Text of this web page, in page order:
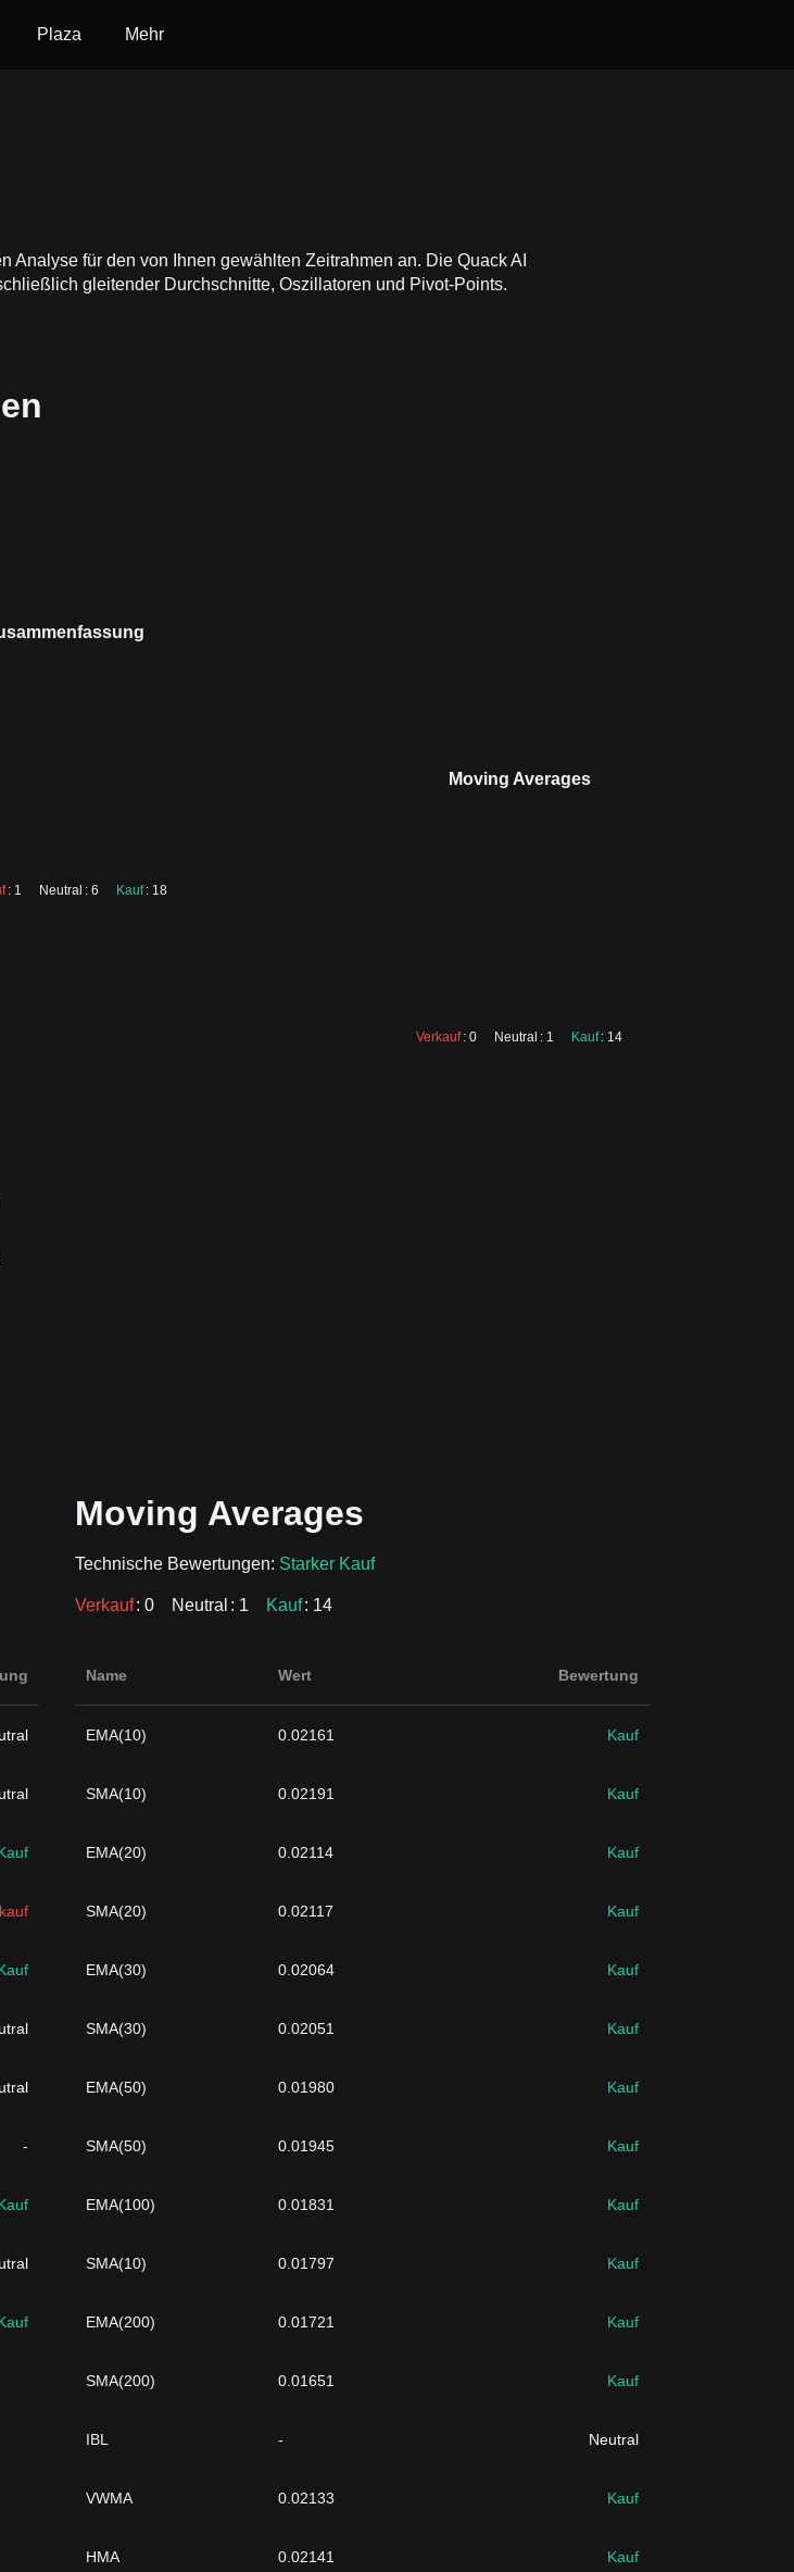
Plaza Mehr
für den von Ihnen gewählten Zeitrahmen an. Die Quack AI
gleitender Durchschnitte, Oszillatoren und Pivot-Points.
: 1 Neutral : 6 Kauf : 18
Moving Averages
Verkauf : 0 Neutral : 1 Kauf : 14
-
Moving Averages
Technische Bewertungen: Starker Kauf
Verkauf: 0 Neutral : 1 Kauf: 14
Name Wert Bewertung
EMA(10) 0.02161 Kauf
SMA(10) 0.02191 Kauf
EMA(20) 0.02114 Kauf
SMA(20) 0.02117 Kauf
EMA(30) 0.02064 Kauf
SMA(30) 0.02051 Kauf
EMA(50) 0.01980 Kauf
SMA(50) 0.01945 Kauf
EMA(100) 0.01831 Kauf
SMA(10) 0.01797 Kauf
EMA(200) 0.01721 Kauf
SMA(200) 0.01651 Kauf
IBL - Neutral
VWMA 0.02133 Kauf
HMA 0.02141 Kauf